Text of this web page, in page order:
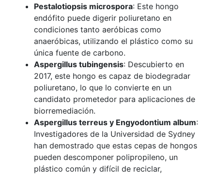
Pestalotiopsis microspora: Este hongo
endófito puede digerir poliuretano en
condiciones tanto aeróbicas como
anaeróbicas, utilizando el plástico como su
única fuente de carbono.
Aspergillus tubingensis: Descubierto en
2017, este hongo es capaz de biodegradar
poliuretano, lo que lo convierte en un
candidato prometedor para aplicaciones de
biorremediación.
Aspergillus terreus y Engyodontium album:
Investigadores de la Universidad de Sydney
han demostrado que estas cepas de hongos
pueden descomponer polipropileno, un
plástico común y difícil de reciclar,